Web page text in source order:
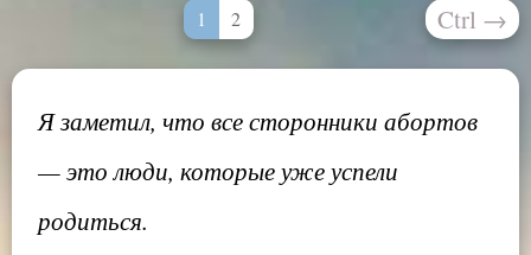
1 2 Ctrl →
Я заметил, что все сторонники абортов
— это люди, которые уже успели
родиться.